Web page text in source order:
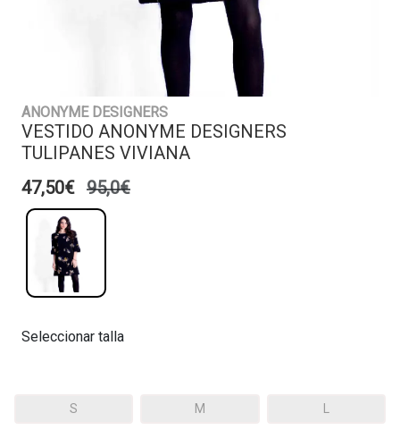
ANONYME DESIGNERS
VESTIDO ANONYME DESIGNERS
TULIPANES VIVIANA
47,50€ 95,0€
Seleccionar talla
S M L